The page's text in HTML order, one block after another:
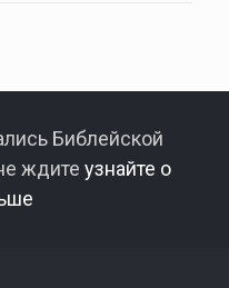
Библейской
ждите узнайте о